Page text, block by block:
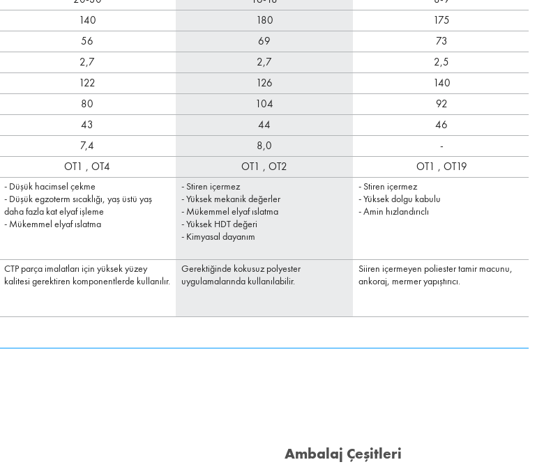
140
56
2,7
122
80
43
7,4
OT1 , OT4
- Düşük hacimsel çekme
- Düşük egzoterm sıcaklığı, yaş üstü yaş
daha fazla kat elyaf işleme
- Mükemmel elyaf ıslatma
CTP parça imalatları için yüksek yüzey
kalitesi gerektiren komponentlerde kullanılır.
180
69
2,7
126
104
44
8,0
OT1 , OT2
- Stiren içermez
- Yüksek mekanik değerler
- Mükemmel elyaf ıslatma
- Yüksek HDT değeri
- Kimyasal dayanım
Gerektiğinde kokusuz polyester
uygulamalarında kullanılabilir.
175
73
2,5
140
92
46
-
OT1 , OT19
- Stiren içermez
- Yüksek dolgu kabulu
- Amin hızlandırıclı
Siiren içermeyen poliester tamir macunu,
ankoraj, mermer yapıştırıcı.
Ambalaj Çeşitleri